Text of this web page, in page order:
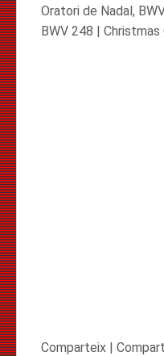
Oratori de Nadal,
BWV 248 |